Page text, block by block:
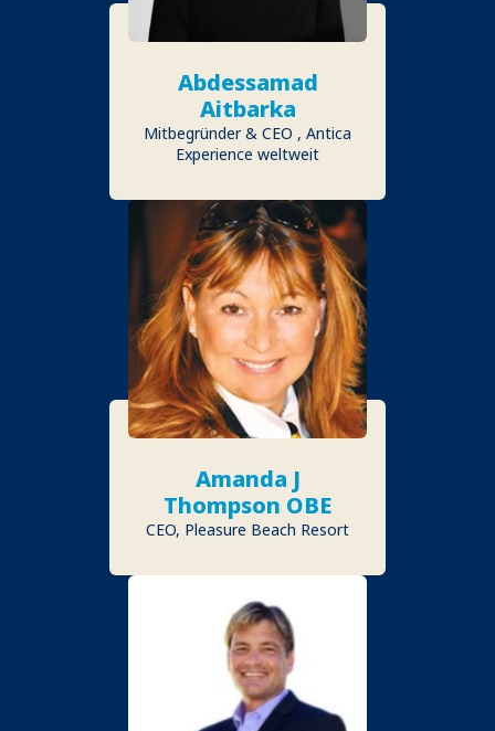
Abdessamad
Aitbarka
Mitbegründer & CEO , Antica
Experience weltweit
Amanda J
Thompson OBE
CEO, Pleasure Beach Resort